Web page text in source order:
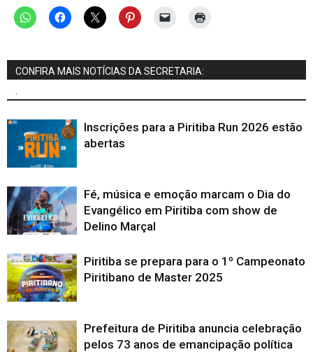
CONFIRA MAIS NOTÍCIAS DA SECRETARIA:
Inscrições para a Piritiba Run 2026 estão
abertas
Fé, música e emoção marcam o Dia do
Evangélico em Piritiba com show de
Delino Marçal
Piritiba se prepara para o 1º Campeonato
Piritibano de Master 2025
Prefeitura de Piritiba anuncia celebração
pelos 73 anos de emancipação política